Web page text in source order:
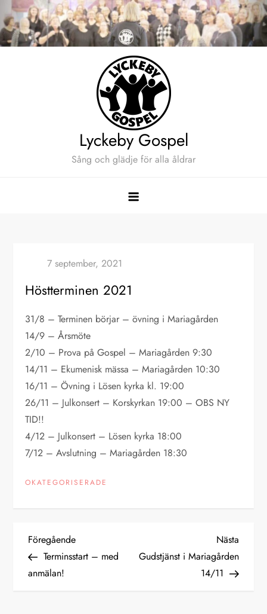
Hoppa
till
innehåll
Lyckeby Gospel
Sång och glädje för alla åldrar
Höstterminen 2021
31/8 – Terminen börjar – övning i Mariagården
14/9 – Årsmöte
2/10 – Prova på Gospel – Mariagården 9:30
14/11 – Ekumenisk mässa – Mariagården 10:30
16/11 – Övning i Lösen kyrka kl. 19:00
26/11 – Julkonsert – Korskyrkan 19:00 – OBS NY
TID!!
4/12 – Julkonsert – Lösen kyrka 18:00
7/12 – Avslutning – Mariagården 18:30
OKATEGORISERADE
I
n
Föregående
inlägg
Föregående
Terminsstart – med
anmälan!
Nästa
inlägg
Nästa
Gudstjänst i Mariagården
14/11